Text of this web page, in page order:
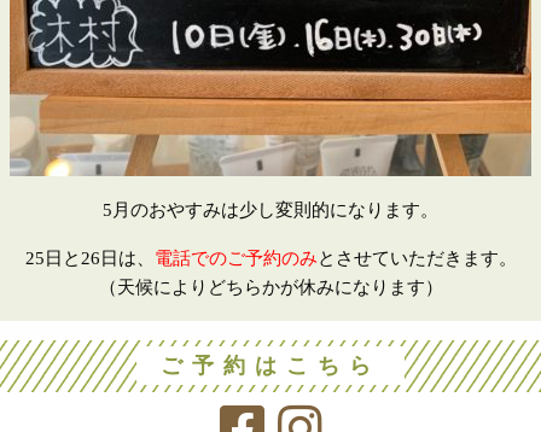
5月のおやすみは少し変則的になります。
25日と26日は、 電話でのご予約のみとさせていただきます。
（天候によりどちらかが休みになります）
ご予約はこちら